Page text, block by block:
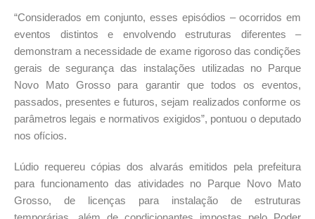
“Considerados em conjunto, esses episódios – ocorridos em
eventos distintos e envolvendo estruturas diferentes –
demonstram a necessidade de exame rigoroso das condições
gerais de segurança das instalações utilizadas no Parque
Novo Mato Grosso para garantir que todos os eventos,
passados, presentes e futuros, sejam realizados conforme os
parâmetros legais e normativos exigidos”, pontuou o deputado
nos ofícios.
Lúdio requereu cópias dos alvarás emitidos pela prefeitura
para funcionamento das atividades no Parque Novo Mato
Grosso, de licenças para instalação de estruturas